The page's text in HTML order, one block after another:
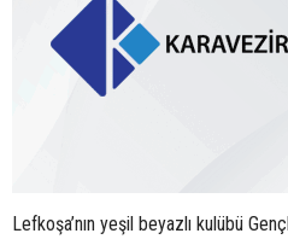
Lefkoşa’nın yeşil beyazlı kulübü